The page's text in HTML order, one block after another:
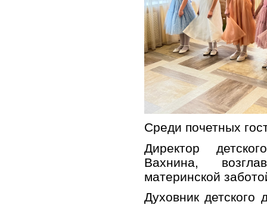
Среди почетных
Директор
Вахнина,
материнской
Духовник